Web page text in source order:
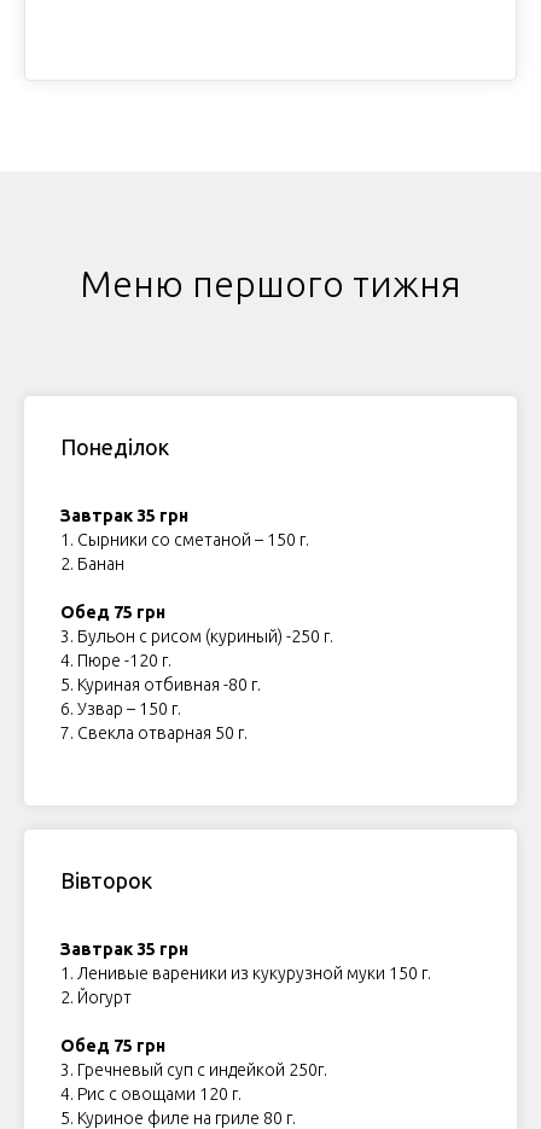
Меню першого тижня
Понеділок
Завтрак 35 грн
1. Сырники со сметаной – 150 г.
2. Банан
Обед 75 грн
3. Бульон с рисом (куриный) -250 г.
4. Пюре -120 г.
5. Куриная отбивная -80 г.
6. Узвар – 150 г.
7. Свекла отварная 50 г.
Вівторок
Завтрак 35 грн
1. Ленивые вареники из кукурузной муки 150 г.
2. Йогурт
Обед 75 грн
3. Гречневый суп с индейкой 250г.
4. Рис с овощами 120 г.
5. Куриное филе на гриле 80 г.